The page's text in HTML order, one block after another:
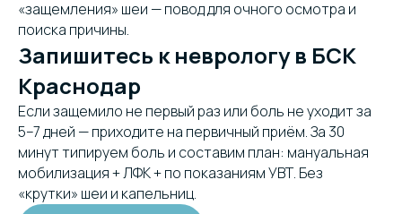
«защемления» шеи — повод для очного осмотра и
поиска причины.
Запишитесь к неврологу в БСК
Краснодар
Если защемило не первый раз или боль не уходит за
5–7 дней — приходите на первичный приём. За 30
минут типируем боль и составим план: мануальная
мобилизация + ЛФК + по показаниям УВТ. Без
«крутки» шеи и капельниц.